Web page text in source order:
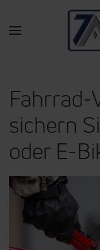
Zum
Fahrrad-
sichern
oder E-